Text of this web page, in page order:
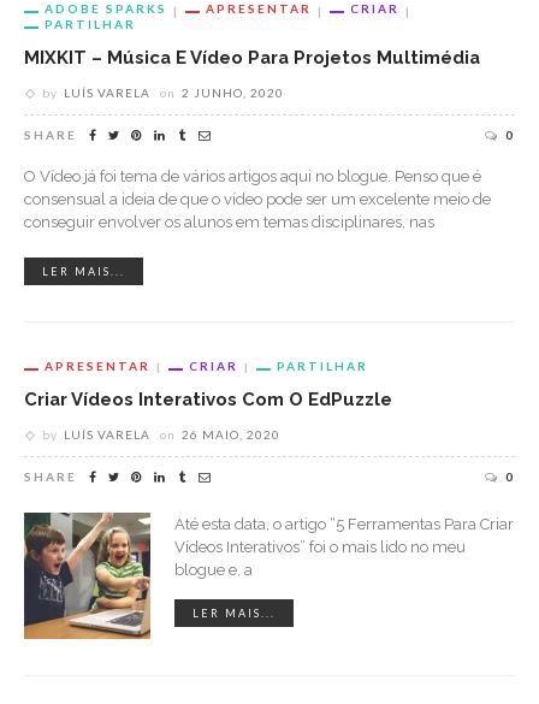
ADOBE SPARKS APRESENTAR
CRIAR
PARTILHAR
MIXKIT – Música E Vídeo Para Projetos Multimédia
by LUÍS VARELA on 2 JUNHO, 2020
SHARE 0
O Vídeo já foi tema de vários artigos aqui no blogue. Penso que é
consensual a ideia de que o vídeo pode ser um excelente meio de
conseguir envolver os alunos em temas disciplinares, nas
LER MAIS...
APRESENTAR CRIAR PARTILHAR
Criar Vídeos Interativos Com O EdPuzzle
by LUÍS VARELA on 26 MAIO, 2020
SHARE 0
Até esta data, o artigo “5 Ferramentas Para Criar
Vídeos Interativos” foi o mais lido no meu
blogue e, a
LER MAIS...